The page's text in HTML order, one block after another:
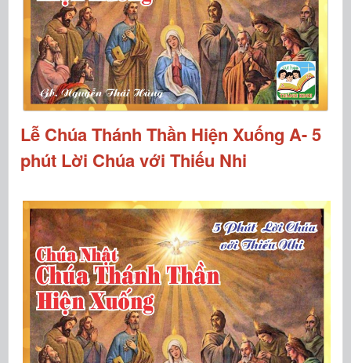
Lễ Chúa Thánh Thần Hiện Xuống A- 5
phút Lời Chúa với Thiếu Nhi